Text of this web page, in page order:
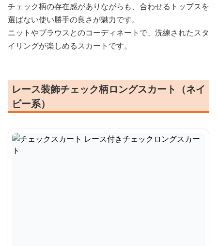
チェック柄の存在感がありながらも、合わせるトップスを
選ばない使い勝手の良さが魅力です。
ニットやブラウスとのコーディネートで、洗練されたスタ
イリングが楽しめるスカートです。
レース装飾チェック柄ロングスカート（ネイ
ビー系）